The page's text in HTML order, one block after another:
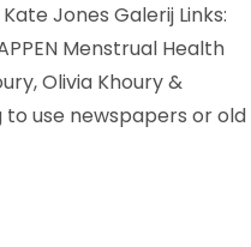
Jones Galerij Links:
Menstrual Health
Olivia Khoury &
to use newspapers or old